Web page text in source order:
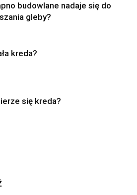
budowlane nadaje się do
gleby?
kreda?
się kreda?